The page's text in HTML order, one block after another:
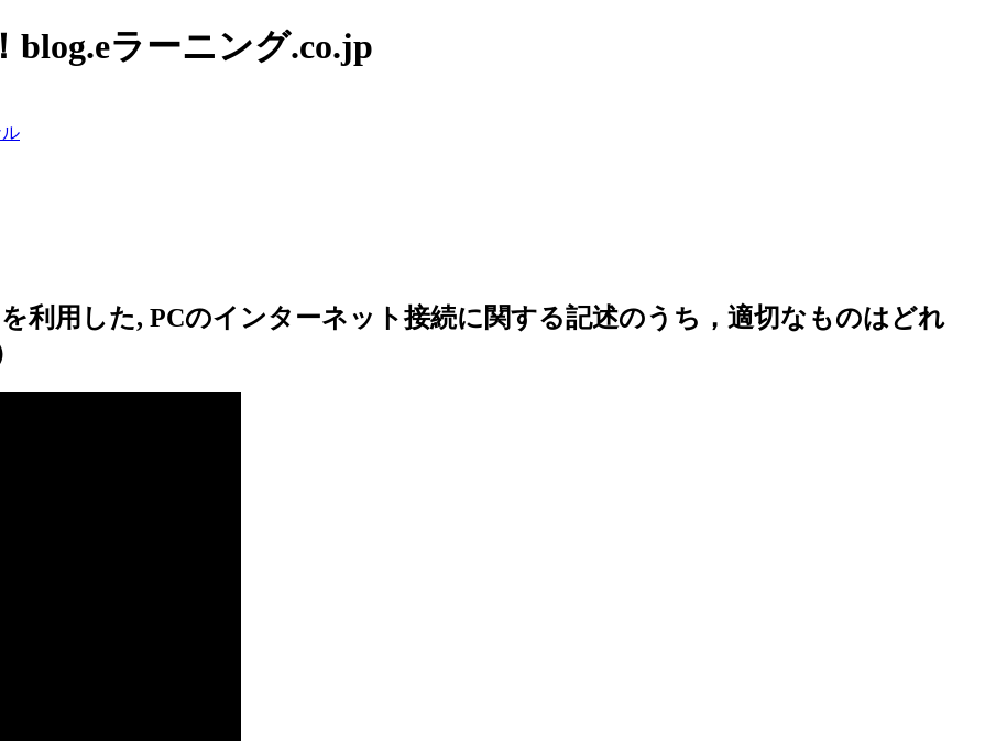
ラーニング.co.jp
利用した, PCのインターネット接続に関する記述のうち，適切なものはどれ